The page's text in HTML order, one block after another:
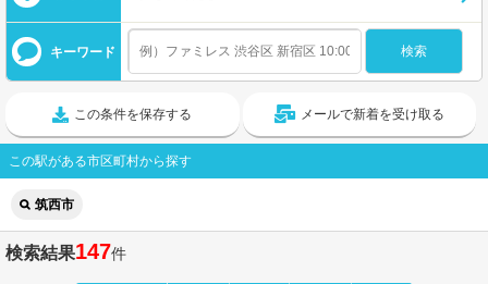
キーワード
この条件を保存する メールで新着を受け取る
この駅がある市区町村から探す
筑西市
検索結果147件